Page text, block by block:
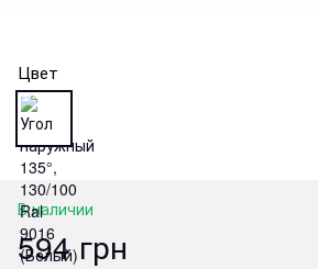
Цвет
В наличии
594 грн